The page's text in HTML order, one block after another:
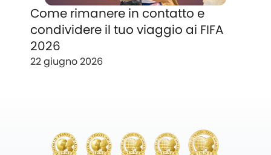
Come rimanere in contatto e
condividere il tuo viaggio ai FIFA
2026
22 giugno 2026